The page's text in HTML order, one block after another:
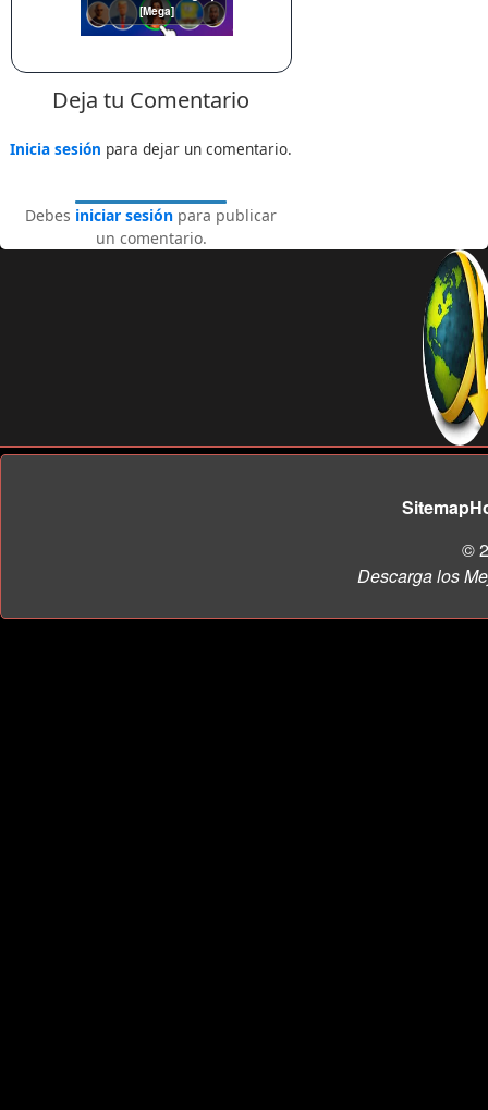
[Mega]
Deja tu Comentario
Inicia sesión para dejar un comentario.
Debes iniciar sesión para publicar
un comentario.
Sitemap
©
Descarga los